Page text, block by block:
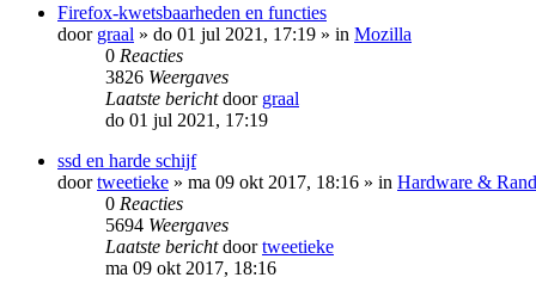
Firefox-kwetsbaarheden en functies
door graal » do 01 jul 2021, 17:19 » in Mozilla
0 Reacties
3826 Weergaves
Laatste berichtdoor graal
do 01 jul 2021, 17:19
ssd en harde schijf
doortweetieke » ma 09 okt 2017, 18:16 » in Hardware &
0 Reacties
5694 Weergaves
Laatste berichtdoortweetieke
ma 09 okt 2017, 18:16